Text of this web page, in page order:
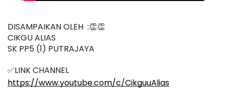
DISAMPAIKAN OLEH  :👏👏
CIKGU ALIAS
SK PP5 (1) PUTRAJAYA
✅LINK CHANNEL
https://www.youtube.com/c/CikguuAlias